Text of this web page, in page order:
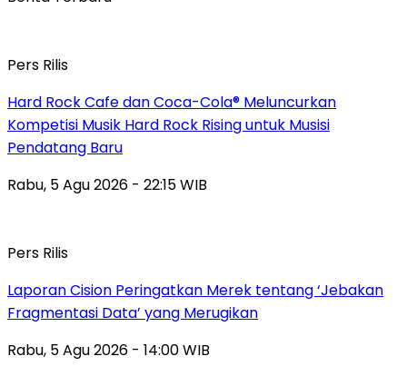
Pers Rilis
Hard Rock Cafe dan Coca-Cola® Meluncurkan
Kompetisi Musik Hard Rock Rising untuk Musisi
Pendatang Baru
Rabu, 5 Agu 2026 - 22:15 WIB
Pers Rilis
Laporan Cision Peringatkan Merek tentang ‘Jebakan
Fragmentasi Data’ yang Merugikan
Rabu, 5 Agu 2026 - 14:00 WIB